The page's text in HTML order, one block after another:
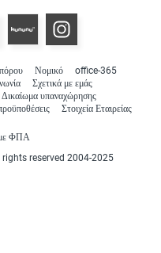
Νομικό
office-365
Σχετικά με εμάς
Δικαίωμα υπαναχώρησης
Στοιχεία Εταιρείας
με ΦΠΑ
reserved 2004-2025